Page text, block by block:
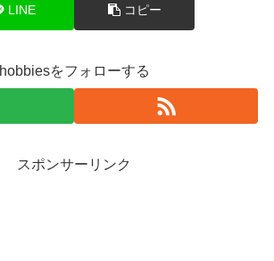
LINE コピー
hobbiesをフォローする
スポンサーリンク